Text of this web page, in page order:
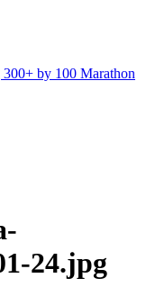
by 100 Marathon
24.jpg